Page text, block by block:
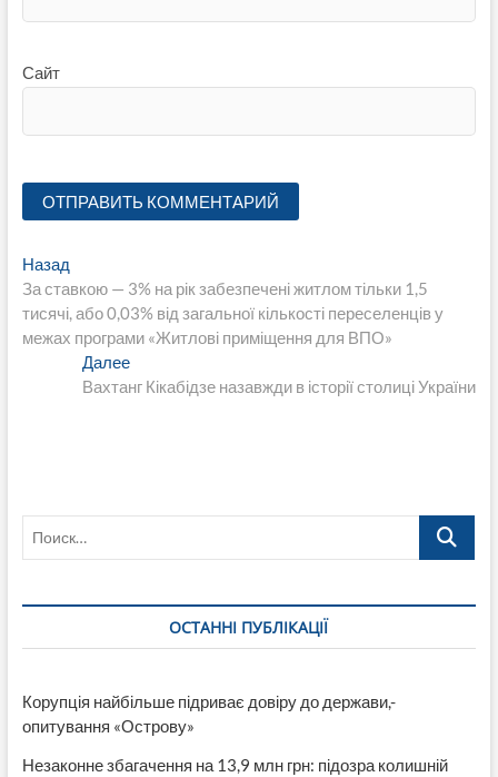
Сайт
Навигация
по
записям
НазадПредыдущая
запись:
За ставкою — 3% на рік забезпечені житлом тільки 1,5
тисячі, або 0,03% від загальної кількості переселенців у
межах програми «Житлові приміщення для ВПО»
ДалееСледующая
запись:
Вахтанг Кікабідзе назавжди в історії столиці України
Поиск…
ОСТАННІ ПУБЛІКАЦІЇ
Корупція найбільше підриває довіру до держави,-
опитування «Острову»
Незаконне збагачення на 13,9 млн грн: підозра колишній